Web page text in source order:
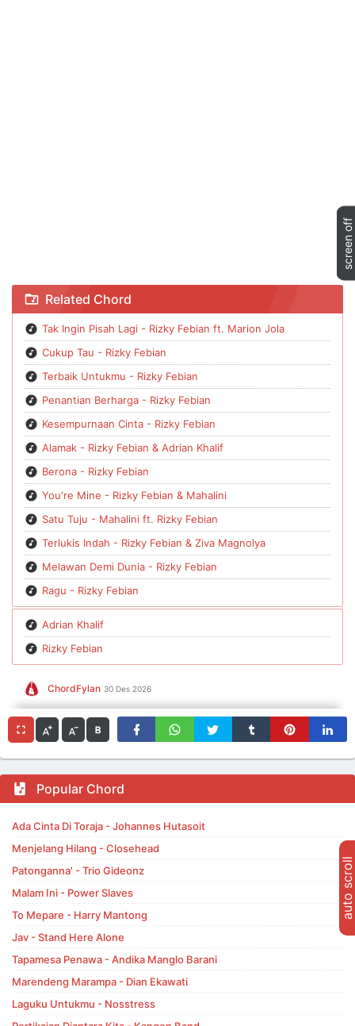
Chord Alamak - Rizky Febian & Adrian Khalif
Related Chord
Tak Ingin Pisah Lagi - Rizky Febian ft. Marion Jola
Cukup Tau - Rizky Febian
Terbaik Untukmu - Rizky Febian
Penantian Berharga - Rizky Febian
Kesempurnaan Cinta - Rizky Febian
Alamak - Rizky Febian & Adrian Khalif
Berona - Rizky Febian
You're Mine - Rizky Febian & Mahalini
Satu Tuju - Mahalini ft. Rizky Febian
Terlukis Indah - Rizky Febian & Ziva Magnolya
Melawan Demi Dunia - Rizky Febian
Ragu - Rizky Febian
Adrian Khalif
Rizky Febian
ChordFylan 30 Des 2026
Popular Chord
Ada Cinta Di Toraja - Johannes Hutasoit
Menjelang Hilang - Closehead
Patonganna' - Trio Gideonz
Malam Ini - Power Slaves
To Mepare - Harry Mantong
Jav - Stand Here Alone
Tapamesa Penawa - Andika Manglo Barani
Marendeng Marampa - Dian Ekawati
Laguku Untukmu - Nosstress
auto scroll